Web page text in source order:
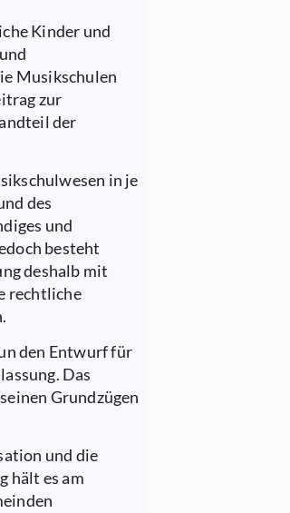
Kinder und
Musikschulen
zur
der
in je
des
und
besteht
deshalb mit
rechtliche
den Entwurf für
Das
Grundzügen
und die
hält es am